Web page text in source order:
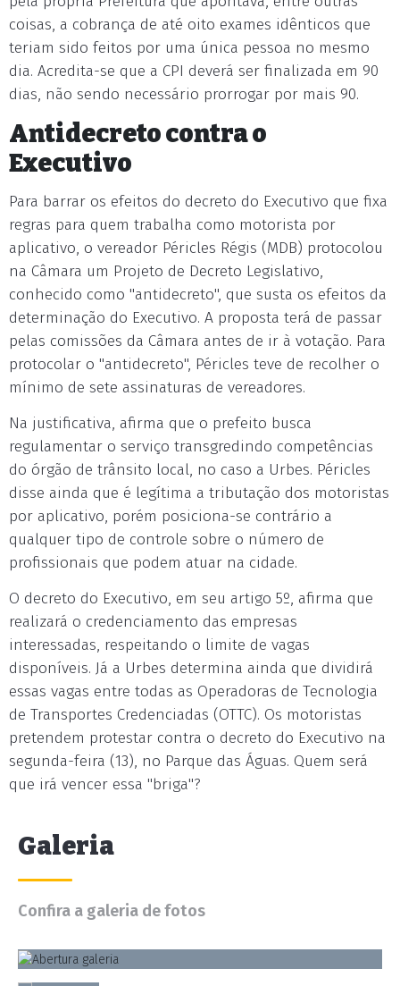
coisas, a cobrança de até oito exames idênticos que
teriam sido feitos por uma única pessoa no mesmo
dia. Acredita-se que a CPI deverá ser finalizada em 90
dias, não sendo necessário prorrogar por mais 90.
Antidecreto contra o
Executivo
Para barrar os efeitos do decreto do Executivo que fixa
regras para quem trabalha como motorista por
aplicativo, o vereador Péricles Régis (MDB) protocolou
na Câmara um Projeto de Decreto Legislativo,
conhecido como "antidecreto", que susta os efeitos da
determinação do Executivo. A proposta terá de passar
pelas comissões da Câmara antes de ir à votação. Para
protocolar o "antidecreto", Péricles teve de recolher o
mínimo de sete assinaturas de vereadores.
Na justificativa, afirma que o prefeito busca
regulamentar o serviço transgredindo competências
do órgão de trânsito local, no caso a Urbes. Péricles
disse ainda que é legítima a tributação dos motoristas
por aplicativo, porém posiciona-se contrário a
qualquer tipo de controle sobre o número de
profissionais que podem atuar na cidade.
O decreto do Executivo, em seu artigo 5º, afirma que
realizará o credenciamento das empresas
interessadas, respeitando o limite de vagas
disponíveis. Já a Urbes determina ainda que dividirá
essas vagas entre todas as Operadoras de Tecnologia
de Transportes Credenciadas (OTTC). Os motoristas
pretendem protestar contra o decreto do Executivo na
segunda-feira (13), no Parque das Águas. Quem será
que irá vencer essa "briga"?
Galeria
Confira a galeria de fotos